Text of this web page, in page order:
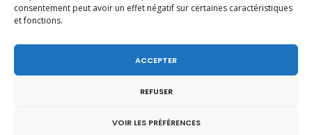
consentement peut avoir un effet négatif sur certaines caractéristiques
et fonctions.
ACCEPTER
REFUSER
VOIR LES PRÉFÉRENCES
articles soldés et non soldés. La
DGCCRF veille également au bon
déroulement des soldes flottants et
vérifie que ces opérations ont bien
été préalablement déclarées comme
le prévoit la réglementation. Au
même titre que les magasins